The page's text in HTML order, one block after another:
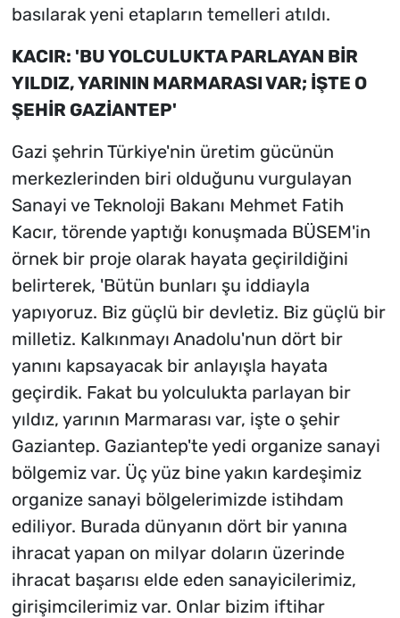
basılarak yeni etapların temelleri atıldı.
KACIR: 'BU YOLCULUKTA PARLAYAN BİR
YILDIZ, YARININ MARMARASI VAR; İŞTE O
ŞEHİR GAZİANTEP'
Gazi şehrin Türkiye'nin üretim gücünün
merkezlerinden biri olduğunu vurgulayan
Sanayi ve Teknoloji Bakanı Mehmet Fatih
Kacır, törende yaptığı konuşmada BÜSEM'in
örnek bir proje olarak hayata geçirildiğini
belirterek, 'Bütün bunları şu iddiayla
yapıyoruz. Biz güçlü bir devletiz. Biz güçlü bir
milletiz. Kalkınmayı Anadolu'nun dört bir
yanını kapsayacak bir anlayışla hayata
geçirdik. Fakat bu yolculukta parlayan bir
yıldız, yarının Marmarası var, işte o şehir
Gaziantep. Gaziantep'te yedi organize sanayi
bölgemiz var. Üç yüz bine yakın kardeşimiz
organize sanayi bölgelerimizde istihdam
ediliyor. Burada dünyanın dört bir yanına
ihracat yapan on milyar doların üzerinde
ihracat başarısı elde eden sanayicilerimiz,
girişimcilerimiz var. Onlar bizim iftihar